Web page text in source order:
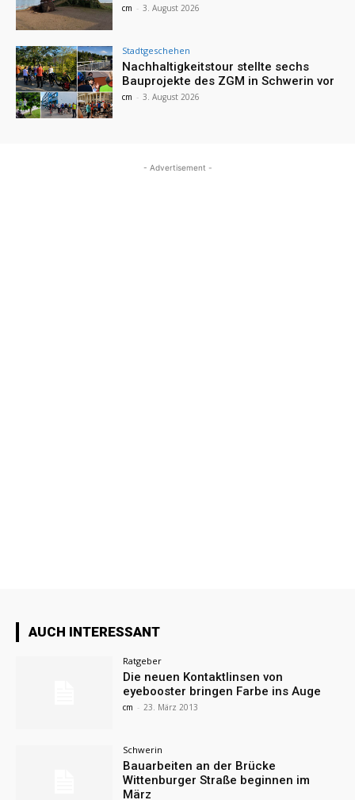
cm - 3. August 2026
Stadtgeschehen
Nachhaltigkeitstour stellte sechs
Bauprojekte des ZGM in Schwerin vor
cm - 3. August 2026
- Advertisement -
AUCH INTERESSANT
Ratgeber
Die neuen Kontaktlinsen von
eyebooster bringen Farbe ins Auge
cm - 23. März 2013
Schwerin
Bauarbeiten an der Brücke
Wittenburger Straße beginnen im
März